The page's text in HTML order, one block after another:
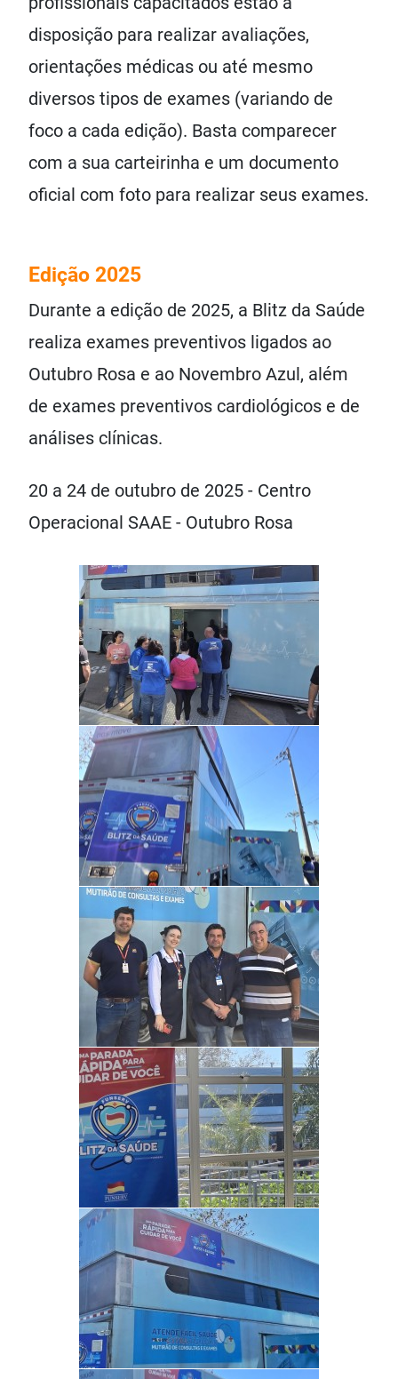
disposição para realizar avaliações,
orientações médicas ou até mesmo
diversos tipos de exames (variando de
foco a cada edição). Basta comparecer
com a sua carteirinha e um documento
oficial com foto para realizar seus exames.
Edição 2025
Durante a edição de 2025, a Blitz da Saúde
realiza exames preventivos ligados ao
Outubro Rosa e ao Novembro Azul, além
de exames preventivos cardiológicos e de
análises clínicas.
20 a 24 de outubro de 2025 - Centro
Operacional SAAE - Outubro Rosa